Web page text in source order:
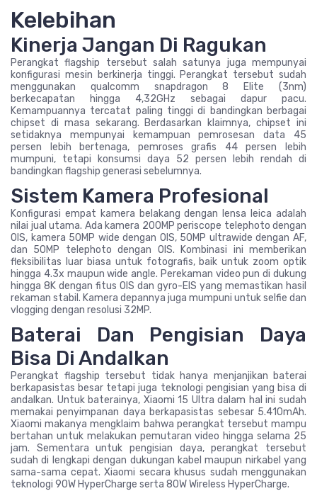
Kelebihan
Kinerja Jangan Di Ragukan
Perangkat flagship tersebut salah satunya juga mempunyai
konfigurasi mesin berkinerja tinggi. Perangkat tersebut sudah
menggunakan qualcomm snapdragon 8 Elite (3nm)
berkecapatan hingga 4,32GHz sebagai dapur pacu.
Kemampuannya tercatat paling tinggi di bandingkan berbagai
chipset di masa sekarang. Berdasarkan klaimnya, chipset ini
setidaknya mempunyai kemampuan pemrosesan data 45
persen lebih bertenaga, pemroses grafis 44 persen lebih
mumpuni, tetapi konsumsi daya 52 persen lebih rendah di
bandingkan flagship generasi sebelumnya.
Sistem Kamera Profesional
Konfigurasi empat kamera belakang dengan lensa leica adalah
nilai jual utama. Ada kamera 200MP periscope telephoto dengan
OIS, kamera 50MP wide dengan OIS, 50MP ultrawide dengan AF,
dan 50MP telephoto dengan OIS. Kombinasi ini memberikan
fleksibilitas luar biasa untuk fotografis, baik untuk zoom optik
hingga 4.3x maupun wide angle. Perekaman video pun di dukung
hingga 8K dengan fitus OIS dan gyro-EIS yang memastikan hasil
rekaman stabil. Kamera depannya juga mumpuni untuk selfie dan
vlogging dengan resolusi 32MP.
Baterai Dan Pengisian Daya
Bisa Di Andalkan
Perangkat flagship tersebut tidak hanya menjanjikan baterai
berkapasistas besar tetapi juga teknologi pengisian yang bisa di
andalkan. Untuk baterainya, Xiaomi 15 Ultra dalam hal ini sudah
memakai penyimpanan daya berkapasistas sebesar 5.410mAh.
Xiaomi makanya mengklaim bahwa perangkat tersebut mampu
bertahan untuk melakukan pemutaran video hingga selama 25
jam. Sementara untuk pengisian daya, perangkat tersebut
sudah di lengkapi dengan dukungan kabel maupun nirkabel yang
sama-sama cepat. Xiaomi secara khusus sudah menggunakan
teknologi 90W HyperCharge serta 80W Wireless HyperCharge.